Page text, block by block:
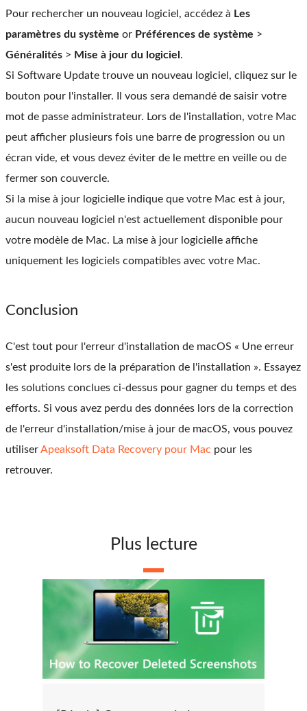
Pour rechercher un nouveau logiciel, accédez à Les
paramètres du système or Préférences de système >
Généralités > Mise à jour du logiciel .
Si Software Update trouve un nouveau logiciel, cliquez sur le
bouton pour l'installer. Il vous sera demandé de saisir votre
mot de passe administrateur. Lors de l'installation, votre Mac
peut afficher plusieurs fois une barre de progression ou un
écran vide, et vous devez éviter de le mettre en veille ou de
fermer son couvercle.
Si la mise à jour logicielle indique que votre Mac est à jour,
aucun nouveau logiciel n'est actuellement disponible pour
votre modèle de Mac. La mise à jour logicielle affiche
uniquement les logiciels compatibles avec votre Mac.
Conclusion
C'est tout pour l'erreur d'installation de macOS « Une erreur
s'est produite lors de la préparation de l'installation ». Essayez
les solutions conclues ci-dessus pour gagner du temps et des
efforts. Si vous avez perdu des données lors de la correction
de l'erreur d'installation/mise à jour de macOS, vous pouvez
utiliserApeaksoft Data Recovery pour Mac pour les
retrouver.
Plus lecture